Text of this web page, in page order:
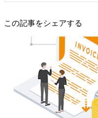
この記事をシェアする